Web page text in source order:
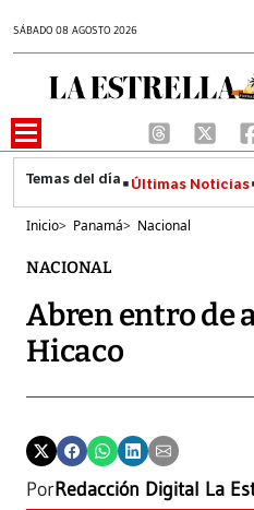
SÁBADO 08 AGOSTO 2026
Últimas Noticias
Inicio> Panamá> Nacional
NACIONAL
Abren entro de
Hicaco
PorRedacción Digital La